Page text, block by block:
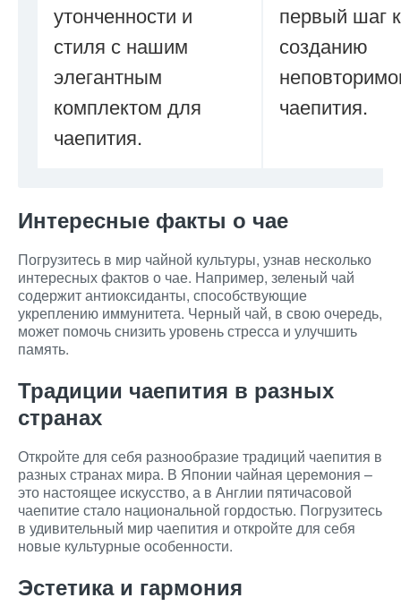
утонченности и
стиля с нашим
элегантным
комплектом для
чаепития.
первый шаг к
созданию
чаепития.
Интересные факты о чае
Погрузитесь в мир чайной культуры, узнав несколько
интересных фактов о чае. Например, зеленый чай
содержит антиоксиданты, способствующие
укреплению иммунитета. Черный чай, в свою очередь,
может помочь снизить уровень стресса и улучшить
память.
Традиции чаепития в разных
странах
Откройте для себя разнообразие традиций чаепития в
разных странах мира. В Японии чайная церемония –
это настоящее искусство, а в Англии пятичасовой
чаепитие стало национальной гордостью. Погрузитесь
в удивительный мир чаепития и откройте для себя
новые культурные особенности.
Эстетика и гармония